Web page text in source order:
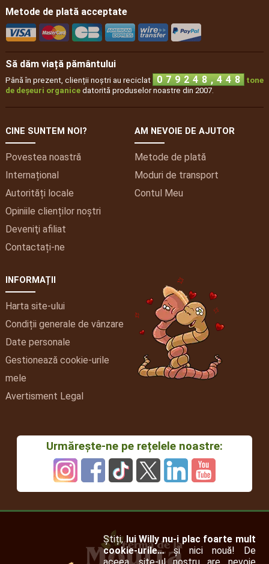
Metode de plată acceptate
Să dăm viață pământului
Până în prezent, clienții noștri au reciclat 0 7 9 2 4 8 , 4
8 2
tone
de deșeuri organicedatorită produselor noastre din 2007.
CINE SUNTEM NOI?
Povestea noastră
Internațional
Autorități locale
Opiniile clienților noștri
Deveniţi afiliat
Contactați-ne
AM NEVOIE DE AJUTOR
Metode de plată
Moduri de transport
Contul
Meu
INFORMAȚII
Harta site-ului
Condiții generale de vânzare
Date personale
Gestionează cookie-urile
mele
Avertisment Legal
Urmărește-ne pe rețelele noastre:
Știți,lui Willy nu-i plac foarte mult
cookie-urile…și nici nouă! De